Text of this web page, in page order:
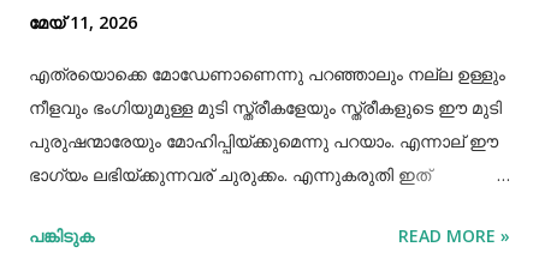
മേയ് 11, 2026
എത്രയൊക്കെ മോഡേണാണെന്നു പറഞ്ഞാലും നല്ല ഉള്ളും
നീളവും ഭംഗിയുമുള്ള മുടി സ്ത്രീകളേയും സ്ത്രീകളുടെ ഈ മുടി
പുരുഷന്മാരേയും മോഹിപ്പിയ്ക്കുമെന്നു പറയാം. എന്നാല് ഈ
ഭാഗ്യം ലഭിയ്ക്കുന്നവര് ചുരുക്കം. എന്നുകരുതി ഇത്
സഹായിക്കുന്ന ചില വഴികളെക്കുറിച്ചറിയൂ,മുടി വളര്‍ച്ചയ്ക്ക്
പങ്കിടുക READ MORE »